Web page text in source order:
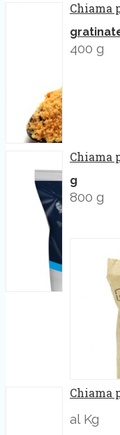
Chiama
400 g
Chiama
g
800 g
Chiama
al Kg